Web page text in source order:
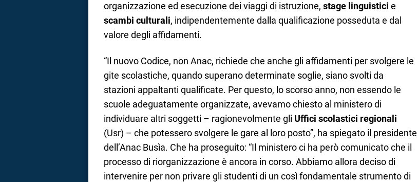
organizzazione ed esecuzione dei viaggi di istruzione, stage linguistici e
scambi culturali, indipendentemente dalla qualificazione posseduta e dal
valore degli affidamenti.
“Il nuovo Codice, non Anac, richiede che anche gli affidamenti per svolgere le
gite scolastiche, quando superano determinate soglie, siano svolti da
stazioni appaltanti qualificate. Per questo, lo scorso anno, non essendo le
scuole adeguatamente organizzate, avevamo chiesto al ministero di
individuare altri soggetti – ragionevolmente gli Uffici scolastici regionali
(Usr) – che potessero svolgere le gare al loro posto”, ha spiegato il presidente
dell’Anac Busìa. Che ha proseguito: “Il ministero ci ha però comunicato che il
processo di riorganizzazione è ancora in corso. Abbiamo allora deciso di
intervenire per non privare gli studenti di un così fondamentale strumento di